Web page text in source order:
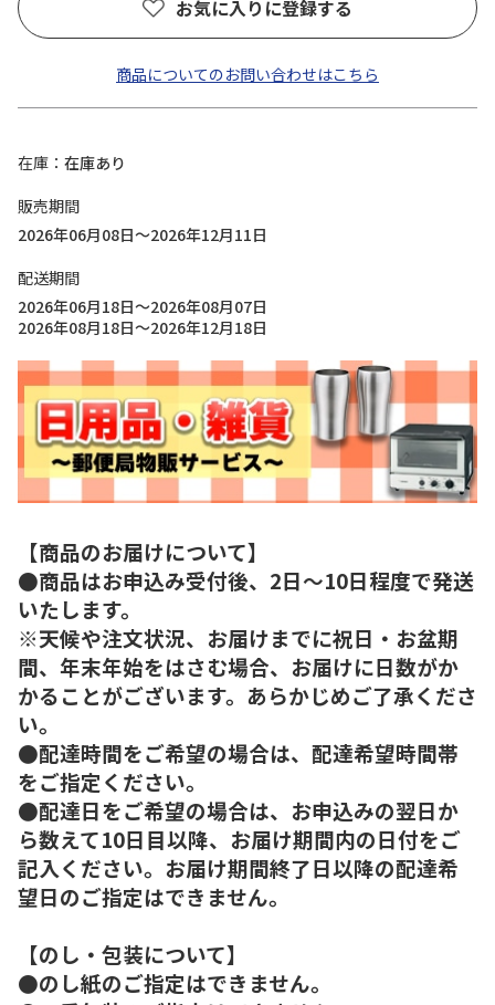
お気に入りに登録する
商品についてのお問い合わせはこちら
在庫
在庫あり
販売期間
2026年06月08日～2026年12月11日
配送期間
2026年06月18日～2026年08月07日
2026年08月18日～2026年12月18日
【商品のお届けについて】
●商品はお申込み受付後、2日～10日程度で発送
いたします。
※天候や注文状況、お届けまでに祝日・お盆期
間、年末年始をはさむ場合、お届けに日数がか
かることがございます。あらかじめご了承くださ
い。
●配達時間をご希望の場合は、配達希望時間帯
をご指定ください。
●配達日をご希望の場合は、お申込みの翌日か
ら数えて10日目以降、お届け期間内の日付をご
記入ください。お届け期間終了日以降の配達希
望日のご指定はできません。
【のし・包装について】
●のし紙のご指定はできません。